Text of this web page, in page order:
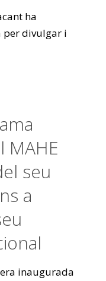
ha
per divulgar i
MAHE
seu
a
inaugurada